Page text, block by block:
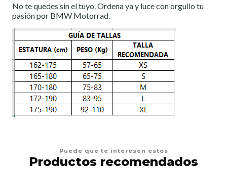
No te quedes sin el tuyo. Ordena ya y luce con orgullo tu
pasión por BMW Motorrad.
Puede que te interesen estos
Productos recomendados